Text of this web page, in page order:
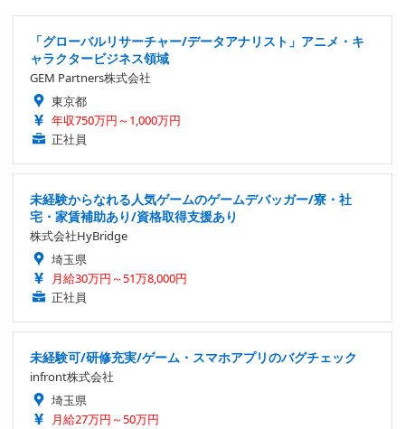
「グローバルリサーチャー/データアナリスト」アニメ・キ
ャラクタービジネス領域
GEM Partners株式会社
東京都
年収750万円～1,000万円
正社員
未経験からなれる人気ゲームのゲームデバッガー/寮・社
宅・家賃補助あり/資格取得支援あり
株式会社HyBridge
埼玉県
月給30万円～51万8,000円
正社員
未経験可/研修充実/ゲーム・スマホアプリのバグチェック
infront株式会社
埼玉県
月給27万円～50万円